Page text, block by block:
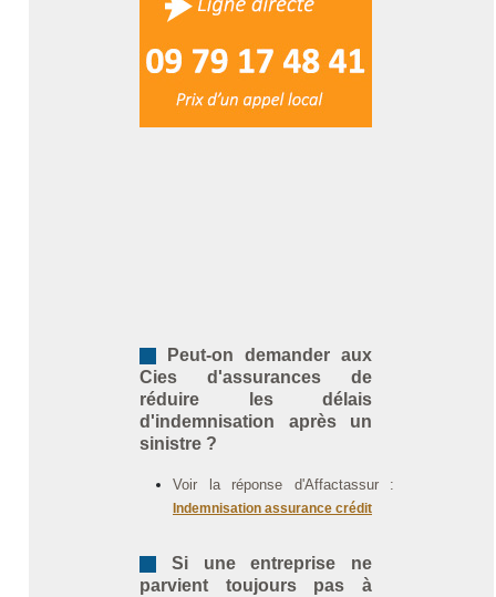
Peut-on demander aux
Cies d'assurances de
réduire les délais
d'indemnisation après un
sinistre ?
Voir la réponse d'Affactassur :
Indemnisation assurance crédit
Si une entreprise ne
parvient toujours pas à